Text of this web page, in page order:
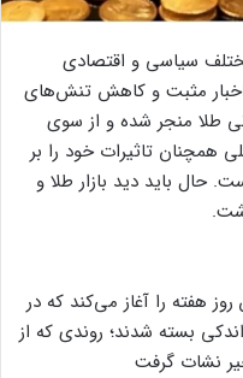
سیاسی و اقتصادی
مثبت و کاهش تنش‌های
طلا منجر شده و از سوی
همچنان تاثیرات خود را بر
حال باید دید بازار طلا و
هفته را آغاز می‌کند که در
بسته شدند؛ روندی که از
نشات گرفت